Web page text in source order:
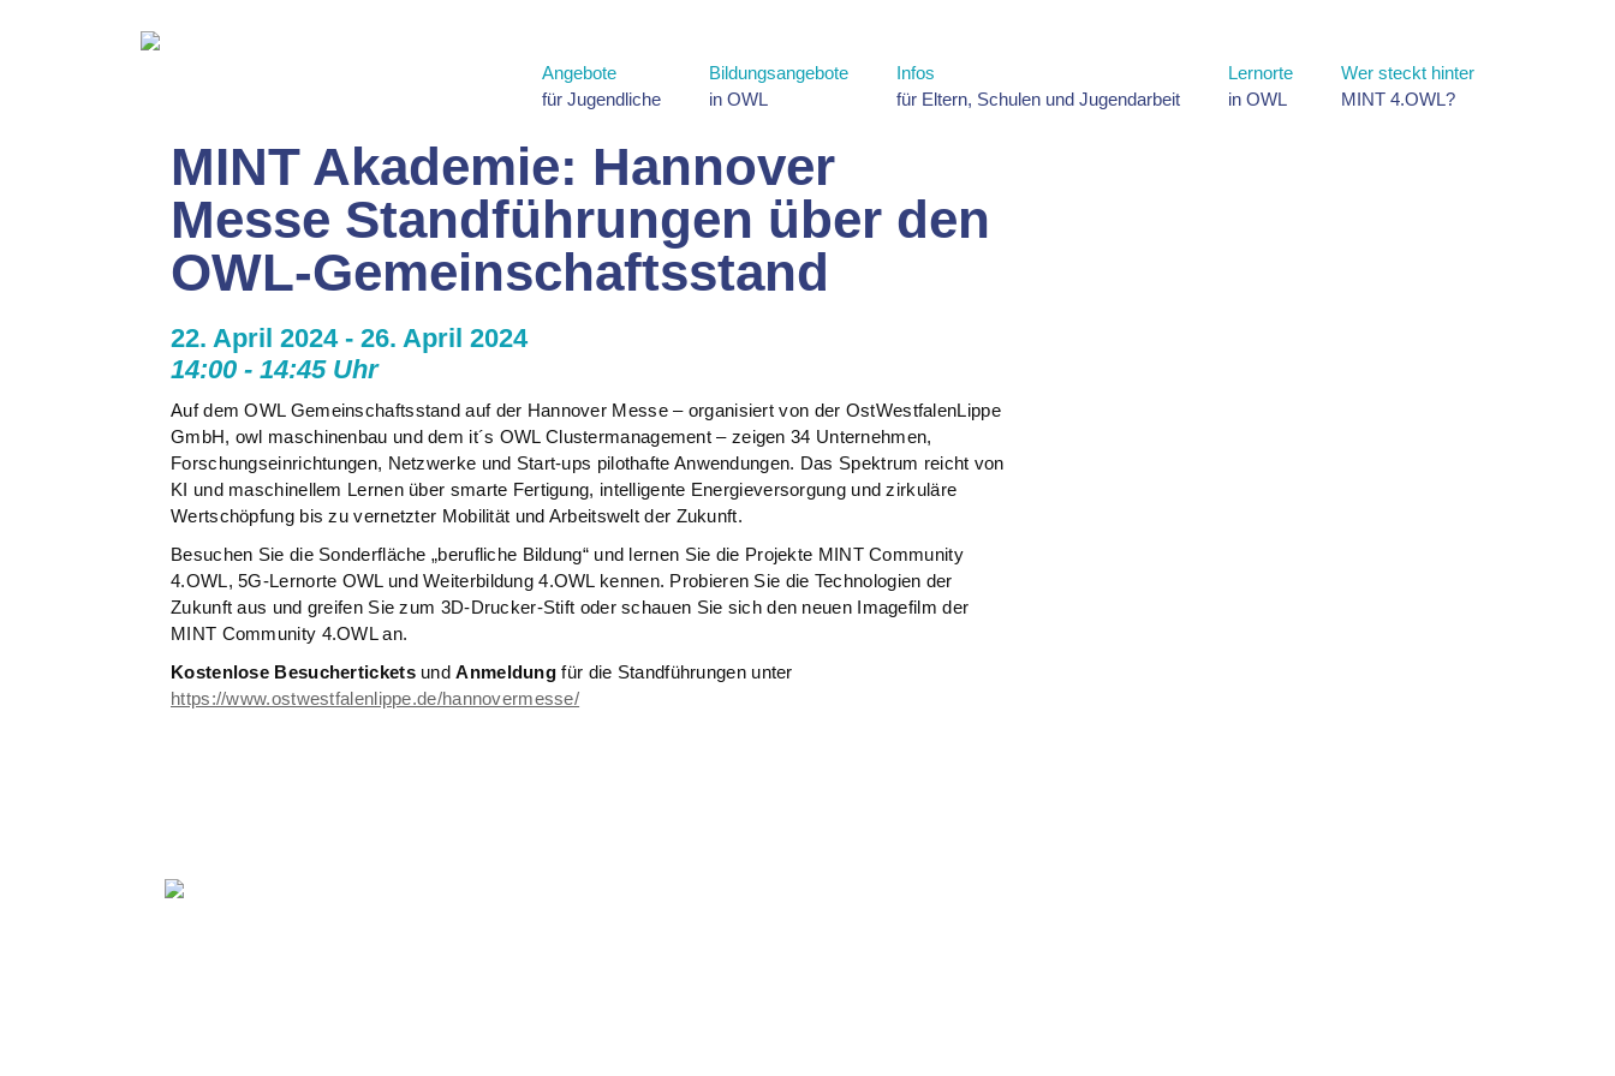
Angebote
für Jugendliche
Bildungsangebote
in OWL
Infos
für Eltern, Schulen und Jugendarbeit
Lernorte
in OWL
Wer steckt hinter
MINT 4.OWL?
MINT Akademie: Hannover
Messe Standführungen über den
OWL-Gemeinschaftsstand
22. April 2024 - 26. April 2024
14:00 - 14:45 Uhr
Auf dem OWL Gemeinschaftsstand auf der Hannover Messe – organisiert von der OstWestfalenLippe
GmbH, owl maschinenbau und dem it´s OWL Clustermanagement – zeigen 34 Unternehmen,
Forschungseinrichtungen, Netzwerke und Start-ups pilothafte Anwendungen. Das Spektrum reicht von
KI und maschinellem Lernen über smarte Fertigung, intelligente Energieversorgung und zirkuläre
Wertschöpfung bis zu vernetzter Mobilität und Arbeitswelt der Zukunft.
Besuchen Sie die Sonderfläche „berufliche Bildung“ und lernen Sie die Projekte MINT Community
4.OWL, 5G-Lernorte OWL und Weiterbildung 4.OWL kennen. Probieren Sie die Technologien der
Zukunft aus und greifen Sie zum 3D-Drucker-Stift oder schauen Sie sich den neuen Imagefilm der
MINT Community 4.OWL an.
Kostenlose BesucherticketsundAnmeldung für die Standführungen unter
https://www.ostwestfalenlippe.de/hannovermesse/